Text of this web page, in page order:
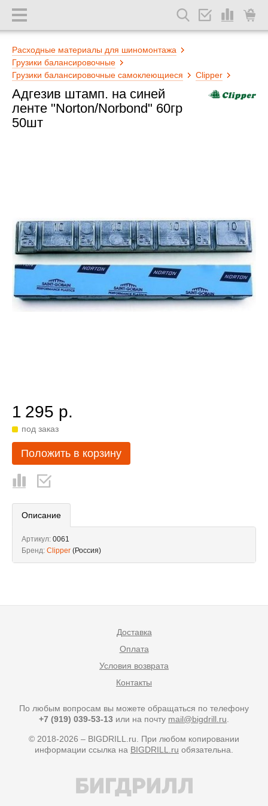
Расходные материалы для шиномонтажа
Грузики балансировочные
Грузики балансировочные самоклеющиеся
Clipper
Адгезив штамп. на синей
ленте "Norton/Norbond" 60гр
50шт
1 295 р.
под заказ
Положить в корзину
Описание
Артикул: 0061
Бренд: Clipper (Россия)
Доставка
Оплата
Условия возврата
Контакты
По любым вопросам вы можете обращаться по телефону
+7 (919) 039-53-13 или на почту mail@bigdrill.ru
© 2018-2026 – BIGDRILL.ru. При любом копировании
информации ссылка на BIGDRILL.ru обязательна.